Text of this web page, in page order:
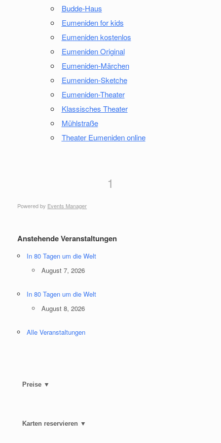
Budde-Haus
Eumeniden for kids
Eumeniden kostenlos
Eumeniden Original
Eumeniden-Märchen
Eumeniden-Sketche
Eumeniden-Theater
Klassisches Theater
Mühlstraße
Theater Eumeniden online
1
Powered by Events Manager
Anstehende Veranstaltungen
In 80 Tagen um die Welt
August 7, 2026
In 80 Tagen um die Welt
August 8, 2026
Alle Veranstaltungen
Preise ▼
Karten reservieren ▼